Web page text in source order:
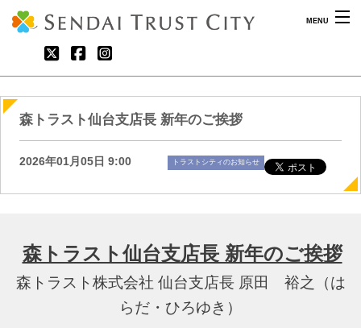
MENU
What’s New 最新情報
Archive アーカイブ
森トラスト仙台支店長 新年のご挨拶
2026年01月05日 9:00 トラストシティのお知らせ
森トラスト仙台支店長 新年のご挨拶
森トラスト株式会社 仙台支店長 原田 裕之（は
らだ・ひろゆき）